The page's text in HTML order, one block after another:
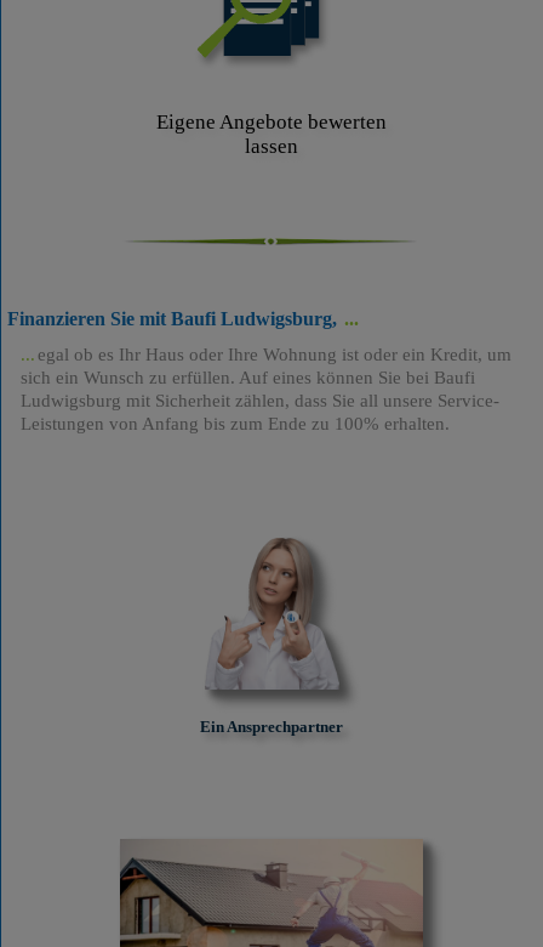
Eigene Angebote bewerten
lassen
Finanzieren Sie mit Baufi Ludwigsburg,
egal ob es Ihr Haus oder Ihre Wohnung ist oder ein Kredit, um
sich ein Wunsch zu erfüllen. Auf eines können Sie bei Baufi
Ludwigsburg mit Sicherheit zählen, dass Sie all unsere Service-
Leistungen von Anfang bis zum Ende zu 100% erhalten.
Ein Ansprechpartner